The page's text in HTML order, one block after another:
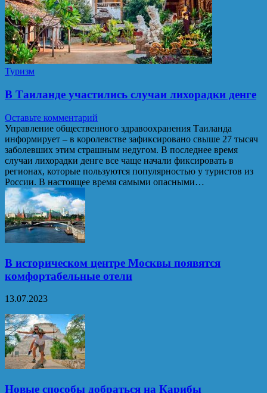
Туризм
В Таиланде участились случаи лихорадки денге
Оставьте комментарий
Управление общественного здравоохранения Таиланда
информирует – в королевстве зафиксировано свыше 27 тысяч
заболевших этим страшным недугом. В последнее время
случаи лихорадки денге все чаще начали фиксировать в
регионах, которые пользуются популярностью у туристов из
России. В настоящее время самыми опасными…
В историческом центре Москвы появятся
комфортабельные отели
13.07.2023
Новые способы добраться на Карибы